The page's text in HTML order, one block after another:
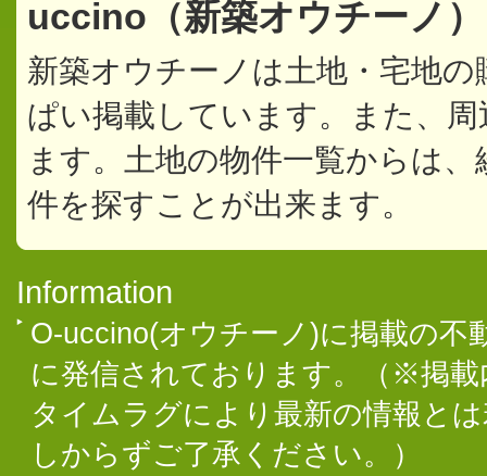
uccino（新築オウチーノ
新築オウチーノは土地・宅地
ぱい掲載しています。また、
ます。土地の物件一覧からは
件を探すことが出来ます。
Information
O-uccino(オウチーノ)に掲載の不
に発信されております。（※掲
タイムラグにより最新の情報と
しからずご了承ください。）